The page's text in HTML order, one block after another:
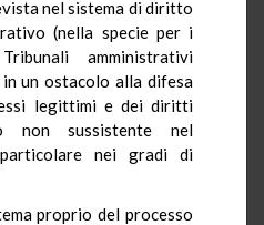
nel sistema di diritto
(nella specie per i
amministrativi
un ostacolo alla difesa
legittimi e dei diritti
non sussistente nel
nei gradi di
proprio del processo